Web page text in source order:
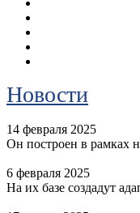
Новости
14 февраля 2025
Он построен в рамках
6 февраля 2025
На их базе создадут